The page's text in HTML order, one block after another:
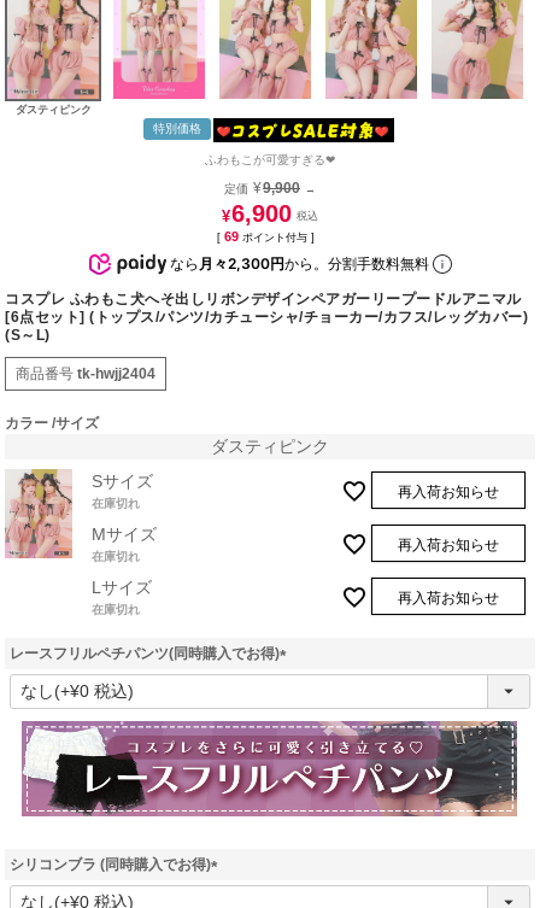
ダスティピンク
特別価格
ふわもこが可愛すぎる❤︎
定価 ¥9,900 →
¥6,900
[ 69 ポイント付与 ]
なら 月々2,300円から。分割手数料無料
コスプレ ふわもこ犬へそ出しリボンデザインペアガーリープードルアニマル
[6点セット] (トップス/パンツ/カチューシャ/チョーカー/カフス/レッグカバー)
(S～L)
商品番号 tk-hwjj2404
カラー サイズ
ダスティピンク
Sサイズ
在庫切れ
再入荷お知らせ
Mサイズ
在庫切れ
再入荷お知らせ
Lサイズ
在庫切れ
再入荷お知らせ
レースフリルペチパンツ(同時購入でお得)
(
須
)
シリコンブラ (同時購入でお得)
(